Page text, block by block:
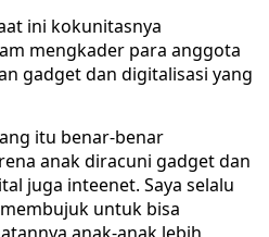
ini kokunitasnya
mengkader para anggota
gadget dan digitalisasi yang
itu benar-benar
anak diracuni gadget dan
juga inteenet. Saya selalu
untuk bisa